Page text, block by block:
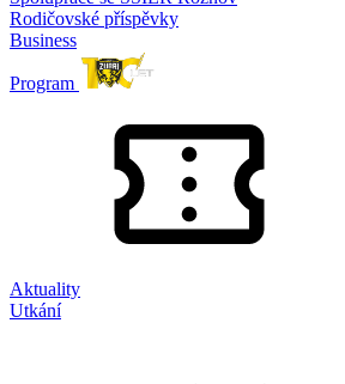
Rodičovské příspěvky
Business
Program
Aktuality
Utkání